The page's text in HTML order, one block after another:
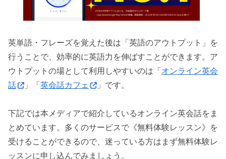
英単語・フレーズを覚えた後は「英語のアウトプット」を
行うことで、効率的に英語力を伸ばすことができます。ア
ウトプットの場として利用しやすいのは「オンライン英会
話
」「英会話カフェ 」です。
下記では本メディアで紹介しているオンライン英会話をま
とめています。多くのサービスで《無料体験レッスン》を
受けることができるので、迷っている方はまず無料体験レ
ッスンに申し込んでみましょう。